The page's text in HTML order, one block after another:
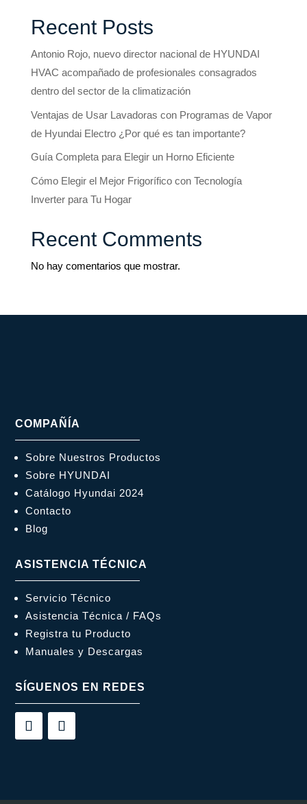
Recent Posts
Antonio Rojo, nuevo director nacional de HYUNDAI
HVAC acompañado de profesionales consagrados
dentro del sector de la climatización
Ventajas de Usar Lavadoras con Programas de Vapor
de Hyundai Electro ¿Por qué es tan importante?
Guía Completa para Elegir un Horno Eficiente
Cómo Elegir el Mejor Frigorífico con Tecnología
Inverter para Tu Hogar
Recent Comments
No hay comentarios que mostrar.
COMPAÑÍA
Sobre Nuestros Productos
Sobre HYUNDAI
Catálogo Hyundai 2024
Contacto
Blog
ASISTENCIA TÉCNICA
Servicio Técnico
Asistencia Técnica / FAQs
Registra tu Producto
Manuales y Descargas
SÍGUENOS EN REDES